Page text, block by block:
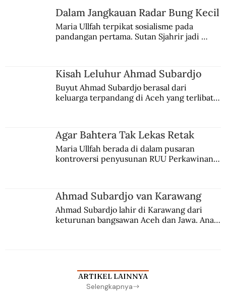
Kisah Leluhur Ahmad Subardjo
Dalam Jangkauan Radar Bung Kecil
Maria Ullfah terpikat sosialisme pada
pandangan pertama. Sutan Sjahrir jadi
Kisah Leluhur Ahmad Subardjo
Buyut Ahmad Subardjo berasal dari
keluarga terpandang di Aceh yang terlibat
Agar Bahtera Tak Lekas Retak
Maria Ullfah berada di dalam pusaran
kontroversi penyusunan RUU Perkawinan.
Ahmad Subardjo van Karawang
Ahmad Subardjo lahir di Karawang dari
keturunan bangsawan Aceh dan Jawa. Anak
ARTIKEL LAINNYA
Selengkapnya